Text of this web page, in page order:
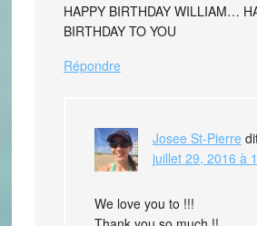
HAPPY BIRTHDAY WILLIAM…
BIRTHDAY TO YOU
Répondre
Josee St-Pierre
juillet 29, 2016 à
We love you to !!!